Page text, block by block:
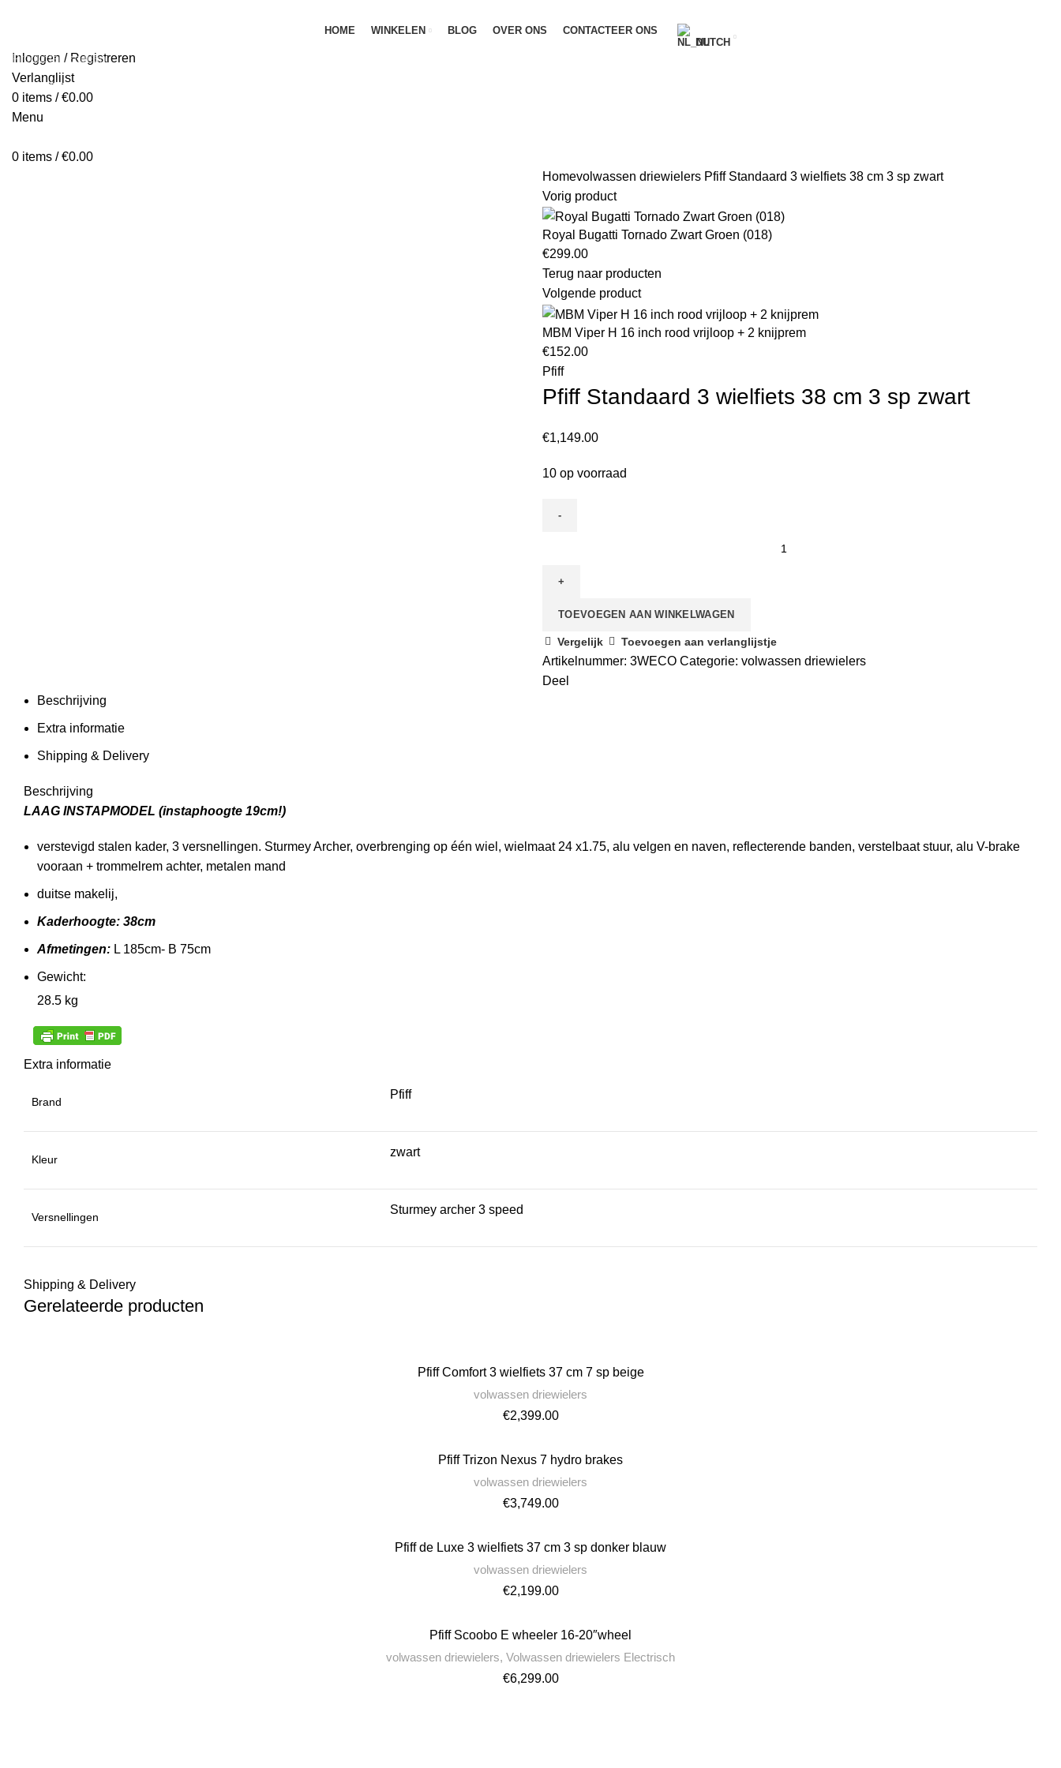
HOME WINKELEN BLOG OVER ONS
CONTACTEER ONS
DUTCH
Inloggen / Registreren
Verlanglijst
0 items / €0.00
Menu
0 items / €0.00
Homevolwassen driewielers Pfiff Standaard 3 wielfiets 38 cm 3 sp zwart
Vorig product
Royal Bugatti Tornado Zwart Groen (018)
€299.00
Terug naar producten
Volgende product
MBM Viper H 16 inch rood vrijloop + 2 knijprem
€152.00
Pfiff
Pfiff Standaard 3 wielfiets 38 cm 3 sp zwart
€1,149.00
10 op voorraad
TOEVOEGEN AAN WINKELWAGEN
Vergelijk Toevoegen aan verlanglijstje
Artikelnummer: 3WECO Categorie: volwassen driewielers
Deel
Beschrijving
Extra informatie
Shipping & Delivery
Beschrijving
LAAG INSTAPMODEL (instaphoogte 19cm!)
verstevigd stalen kader, 3 versnellingen. Sturmey Archer, overbrenging op één wiel, wielmaat 24 x1.75, alu velgen en naven, reflecterende banden, verstelbaat stuur, alu V-brake
vooraan + trommelrem achter, metalen mand
duitse makelij,
Kaderhoogte: 38cm
Afmetingen: L 185cm- B 75cm
Gewicht:
28.5 kg
Extra informatie
Brand
Pfiff
Kleur
zwart
Versnellingen
Sturmey archer 3 speed
Shipping & Delivery
Gerelateerde producten
Pfiff Comfort 3 wielfiets 37 cm 7 sp beige
volwassen driewielers
€2,399.00
Pfiff Trizon Nexus 7 hydro brakes
volwassen driewielers
€3,749.00
Pfiff de Luxe 3 wielfiets 37 cm 3 sp donker blauw
volwassen driewielers
€2,199.00
Pfiff Scoobo E wheeler 16-20″wheel
volwassen driewielers, Volwassen driewielers Electrisch
€6,299.00
Begin te typen om de producten te zien die je zoekt.